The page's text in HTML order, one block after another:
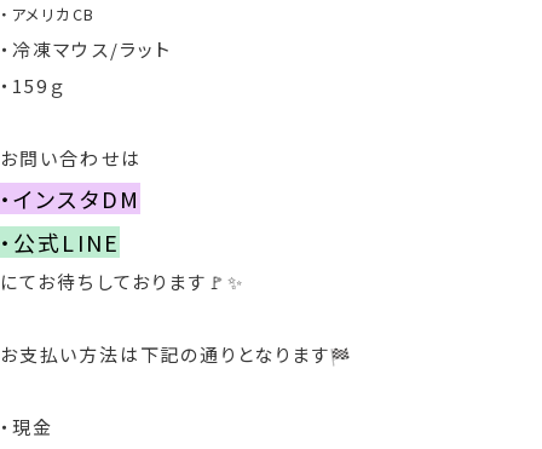
・アメリカCB
・冷凍マウス/ラット
・159ｇ
お問い合わせは
・インスタDM
・公式LINE
にてお待ちしております🚩✨
お支払い方法は下記の通りとなります
・現金